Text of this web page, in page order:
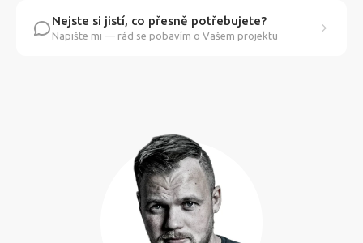
Nejste si jistí, co přesně potřebujete?
Napište mi — rád se pobavím o Vašem projektu